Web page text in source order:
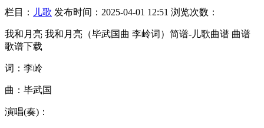
栏目： 儿歌 发布时间：2025-04-01 12:51 浏览次数：
我和月亮 我和月亮（毕武国曲 李岭词）简谱-儿歌曲谱 曲谱
歌谱下载
词：李岭
曲：毕武国
演唱(奏)：